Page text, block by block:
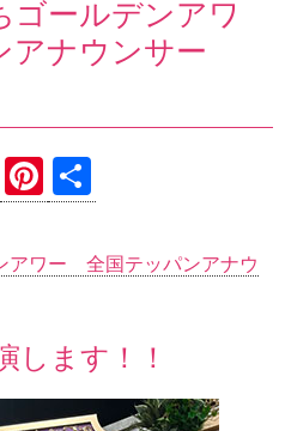
ゴールデンアワ
ナウンサー
Li
Pi
nt
er
es
有
アワー 全国テッパンアナウ
します！！